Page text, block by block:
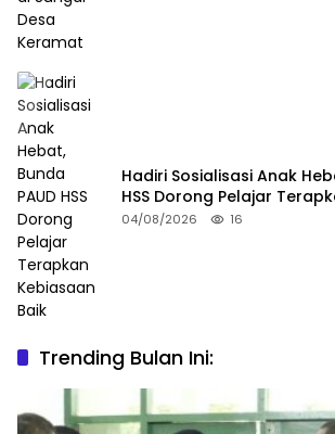
Hadiri Sosialisasi Anak
HSS Dorong Pelajar
Baik
04/08/2026 16
Trending Bulan Ini: